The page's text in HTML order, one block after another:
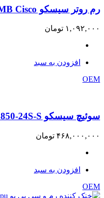
رم روتر سیسکو 512MB Cisco
۱,۰۹۲,۰۰۰ تومان
افزودن به سبد
OEM
سوئیچ سیسکو WS-C3850-24S-S
۴۶۸,۰۰۰,۰۰۰ تومان
افزودن به سبد
OEM